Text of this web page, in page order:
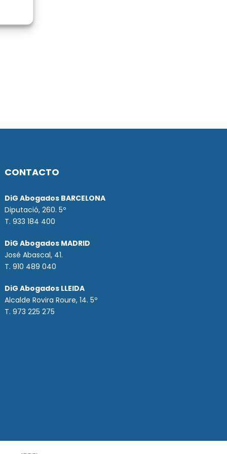
CONTACTO
DiG Abogados BARCELONA
Diputació, 260. 5º
T. 933 184 400
DiG Abogados MADRID
José Abascal, 41.
T.910 489 040
DiG Abogados LLEIDA
Alcalde Rovira Roure, 14. 5º
T. 973 225 275